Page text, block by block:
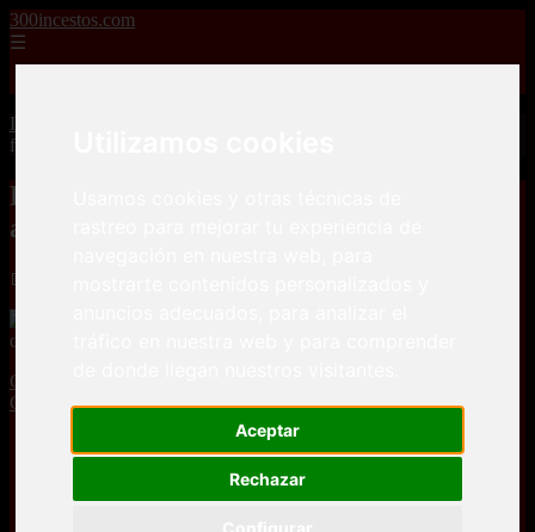
Aceptar
Rechazar
300incestos.com
☰
Inicio
follada por el doctor
Fue a hacerse un chequeo de las tetas y
acabó follada por el doctor
📅 01/03/2025
Chicas Tatuadas
Grandes Porno Español Tetonas